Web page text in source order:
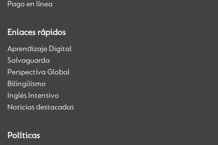
Pago en línea
Enlaces rápidos
Aprendizaje Digital
Salvaguarda
Perspectiva Global
Bilingüismo
Inglés Intensivo
Noticias destacadas
Políticas